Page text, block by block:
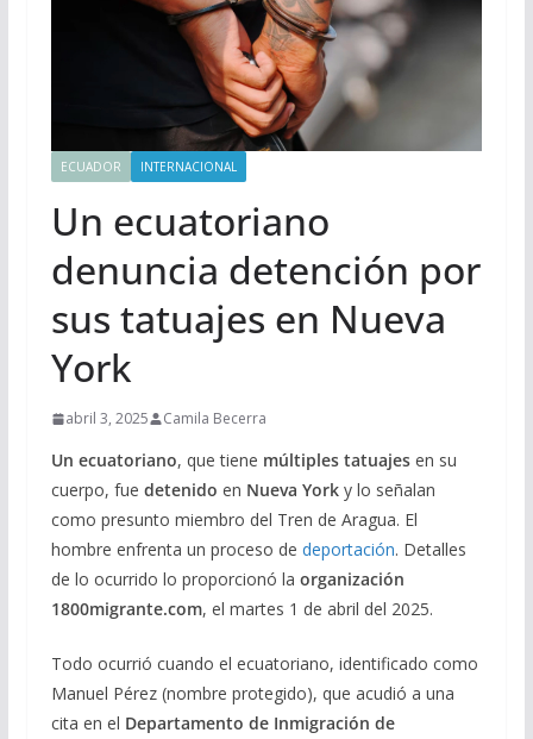
ECUADOR INTERNACIONAL
Un ecuatoriano
denuncia detención por
sus tatuajes en Nueva
York
abril 3, 2025 Camila Becerra
Un ecuatoriano, que tiene múltiples tatuajesen su
cuerpo, fue detenido en Nueva Yorky lo señalan
como presunto miembro del Tren de Aragua. El
hombre enfrenta un proceso de deportación. Detalles
de lo ocurrido lo proporcionó la organización
1800migrante.com, el martes 1 de abril del 2025.
Todo ocurrió cuando el ecuatoriano, identificado como
Manuel Pérez (nombre protegido), que acudió a una
cita en el Departamento de Inmigración de